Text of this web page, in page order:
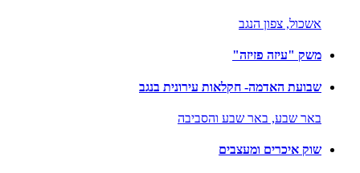
אשכול, צפון הנגב
משק "עיזה פזיזה"
שבועת האדמה- חקלאות עירונית בנגב
באר שבע, באר שבע והסביבה
שוק איכרים ומעצבים